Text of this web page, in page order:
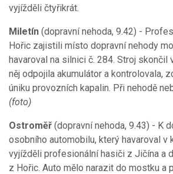
vyjížděli čtyřikrát.
Miletín (dopravní nehoda, 9.42) -
Hořic zajistili místo dopravní nehody
havaroval na silnici č. 284. Stroj skončil
něj odpojila akumulátor a kontrolovala,
úniku provozních kapalin. Při nehodě
(foto)
Ostroměř (dopravní nehoda, 9.43) - K
osobního automobilu, který havaroval v
vyjížděli profesionální hasiči z Jičína a
z Hořic. Auto mělo narazit do mostku a